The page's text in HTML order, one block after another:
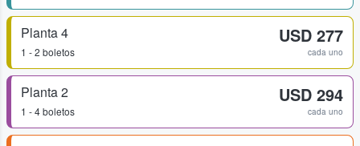
Planta 4
1 - 2 boletos
USD 277
cada uno
Planta 2
1 - 4 boletos
USD 294
cada uno